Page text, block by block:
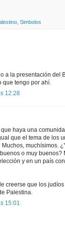
Simbolos
a la presentación del
que tengo por ahí.
12:28
haya una
que el tema de los
muchísimos.
o muy buenos?
y en un país
creerse que los
Palestina.
15:01